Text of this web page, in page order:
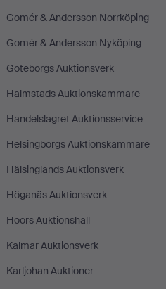
Gomér & Andersson Norrköping
Gomér & Andersson Nyköping
Göteborgs Auktionsverk
Halmstads Auktionskammare
Handelslagret Auktionsservice
Helsingborgs Auktionskammare
Hälsinglands Auktionsverk
Höganäs Auktionsverk
Höörs Auktionshall
Kalmar Auktionsverk
Karljohan Auktioner